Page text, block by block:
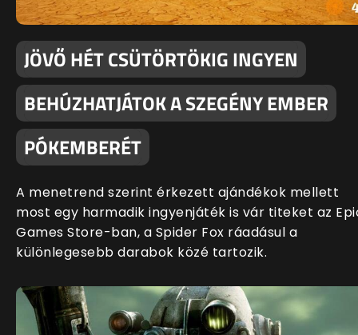
JÖVŐ HÉT CSÜTÖRTÖKIG INGYEN
BEHÚZHATJÁTOK A SZEGÉNY EMBER
PÓKEMBERÉT
A menetrend szerint érkezett ajándékok mellett
most egy harmadik ingyenjáték is vár titeket az
Games Store-ban, a Spider Fox ráadásul a
különlegesebb darabok közé tartozik.